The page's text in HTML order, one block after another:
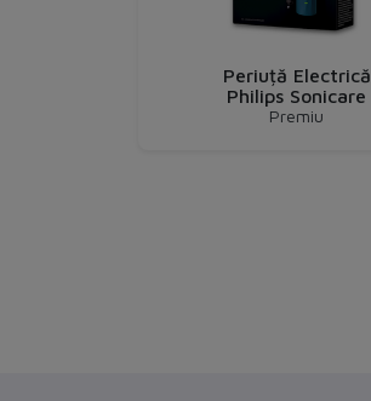
Periuță Electrică
Philips Sonicare
Premiu